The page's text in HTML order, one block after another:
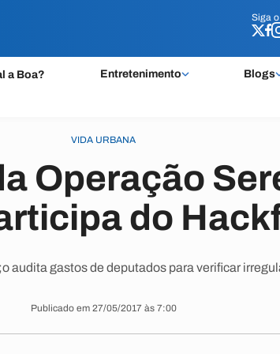
Siga o
a Boa? Entretenimento Blogs
Siga o
VIDA URBANA
Operação
do
audita gastos de deputados para verificar
Publicado em 27/05/2017 às 7:00